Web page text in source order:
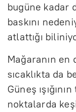
bugüne kadar
baskını
atlattığı
Mağaranın en
sıcaklıkta da
Güneş
noktalarda